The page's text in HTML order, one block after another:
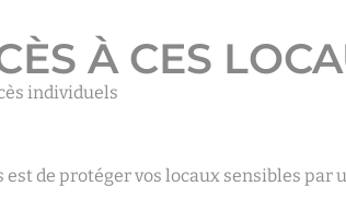
À CES
individuels
de protéger vos locaux sensibles par